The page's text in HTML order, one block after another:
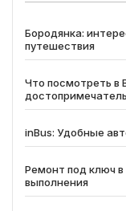
Бородянка:
путешествия
Что посмотреть в
inBus: Удобные
Ремонт под ключ
выполнения